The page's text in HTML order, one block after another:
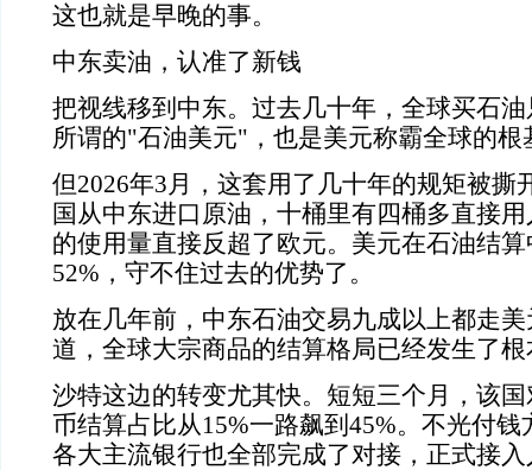
这也就是早晚的事。
中东卖油，认准了新钱
把视线移到中东。过去几十年，全球买石
所谓的"石油美元"，也是美元称霸全球的根
但2026年3月，这套用了几十年的规矩被撕
国从中东进口原油，十桶里有四桶多直接
的使用量直接反超了欧元。美元在石油结
52%，守不住过去的优势了。
放在几年前，中东石油交易九成以上都走
道，全球大宗商品的结算格局已经发生了
沙特这边的转变尤其快。短短三个月，该
币结算占比从15%一路飙到45%。不光付
各大主流银行也全部完成了对接，正式接